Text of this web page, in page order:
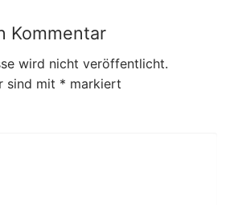
Kommentar
wird nicht veröffentlicht.
sind mit * markiert